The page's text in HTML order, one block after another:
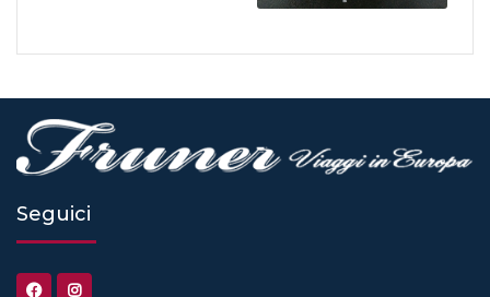
Seguici